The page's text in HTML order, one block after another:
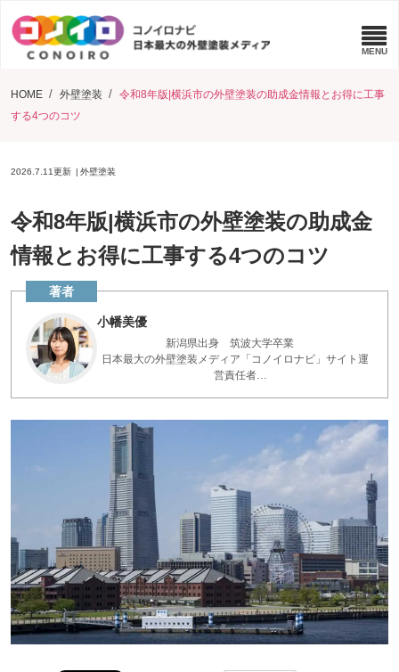
HOME 外壁塗装
令和8年版|横浜市の外壁塗装の助成金情報とお得に工事
する4つのコツ
2026.7.11更新 外壁塗装
令和8年版|横浜市の外壁塗装の助成金
情報とお得に工事する4つのコツ
小幡美優
新潟県出身 筑波大学卒業
日本最大の外壁塗装メディア「コノイロナビ」サイト運
営責任者